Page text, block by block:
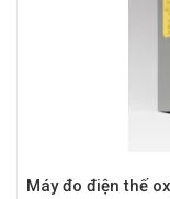
Máy đo điện thế